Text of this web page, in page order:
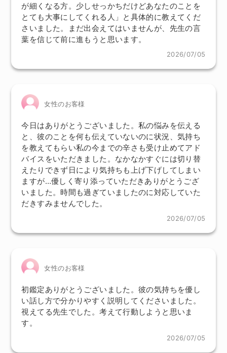
が細くなる方。少しせっかちだけどあなたのことを
とても大事にしてくれる人」と具体的に教えてくだ
さいました。まだ出会えてはいませんが、先生の言
葉を信じて前に進もうと思います。
2026/07/05
女性のお客様
今日はありがとうございました。私の悩みを伝える
と、彼のことを何も伝えていないのに状況、気持ち
を教えてもらい私の今までの辛さも受け止めてアド
バイスをいただきました。なかなかすぐには切り替
えたりできず日により気持ちも上げ下げしてしまい
ますが…優しく寄り添っていただきありがとうござ
いました。時間も過ぎていましたのに対応していた
だきすみませんでした。
2026/07/05
女性のお客様
初鑑定ありがとうございました。彼の気持ちを優し
い話し方で分かりやすく説明してくださいました。
視えてる先生でした。考えて行動しようと思いま
す。
2026/07/05